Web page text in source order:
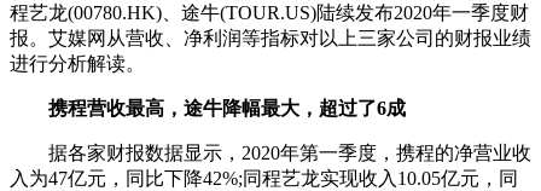
程艺龙(00780.HK)、途牛(TOUR.US)陆续发布2020年一季度财
报。艾媒网从营收、净利润等指标对以上三家公司的财报业绩
进行分析解读。
携程营收最高，途牛降幅最大，超过了6成
据各家财报数据显示，2020年第一季度，携程的净营业收
入为47亿元，同比下降42%;同程艺龙实现收入10.05亿元，同